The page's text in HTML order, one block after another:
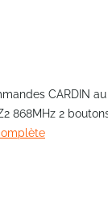
CARDIN
868MHz 2